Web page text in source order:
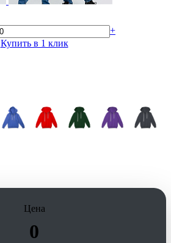
+
Купить в 1 клик
Цена
0